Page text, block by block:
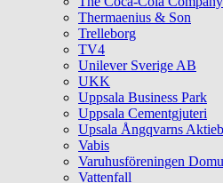
Thermaenius & Son
Trelleborg
TV4
Unilever Sverige AB
UKK
Uppsala Business Park
Uppsala Cementgjuteri
Upsala Ångqvarns
Vabis
Varuhusföreningen
Vattenfall